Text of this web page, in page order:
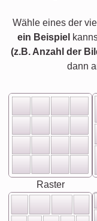
Wähle eines der
ein Beispiel
(z.B. Anzahl der
dann
Raster